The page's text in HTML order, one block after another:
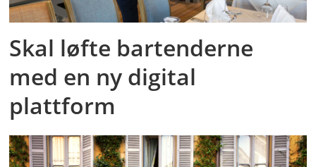
Skal løfte bartenderne
med en ny digital
plattform